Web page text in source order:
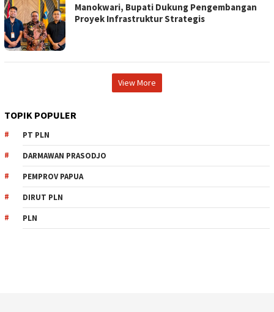
Manokwari, Bupati Dukung Pengembangan
Proyek Infrastruktur Strategis
View More
TOPIK POPULER
PT PLN
DARMAWAN PRASODJO
PEMPROV PAPUA
DIRUT PLN
PLN